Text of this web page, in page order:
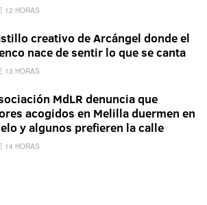
12 HORAS
creativo de Arcángel donde el
nace de sentir lo que se canta
13 HORAS
MdLR denuncia que
acogidos en Melilla duermen en
y algunos prefieren la calle
14 HORAS